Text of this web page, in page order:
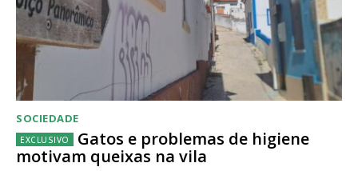
SOCIEDADE
Gatos e problemas de higiene
motivam queixas na vila